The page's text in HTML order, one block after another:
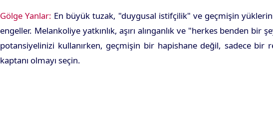
Gölge Yanlar: En büyük tuzak, "duygusal istifçilik" ve geçmişin
engeller. Melankoliye yatkınlık, aşırı alınganlık ve "herkes benden
potansiyelinizi kullanırken, geçmişin bir hapishane değil, sadece bir
kaptanı olmayı seçin.